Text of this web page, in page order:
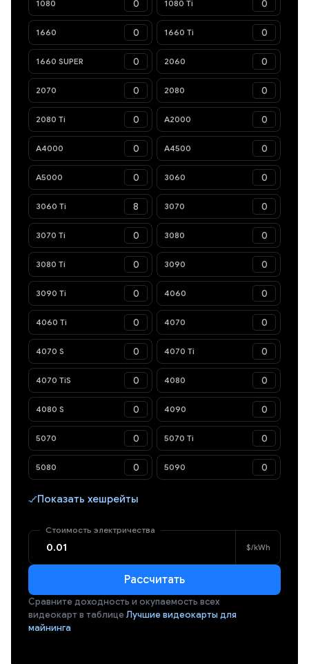
1080 1080 Ti
1660 1660 Ti
1660 SUPER 2060
2070 2080
2080 Ti A2000
A4000 A4500
A5000 3060
3060 Ti 3070
3070 Ti 3080
3080 Ti 3090
3090 Ti 4060
4060 Ti 4070
4070 S 4070 Ti
4070 TiS 4080
4080 S 4090
5070 5070 Ti
5080 5090
Показать хешрейты
Стоимость электричества
$/kWh
Рассчитать
Сравните доходность и окупаемость всех
видеокарт в таблицеЛучшие видеокарты для
майнинга